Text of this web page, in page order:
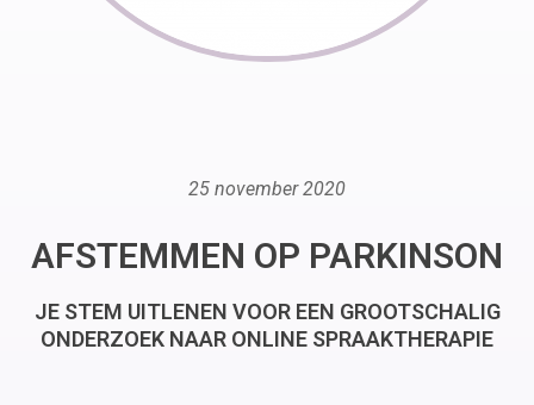
25 november 2020
AFSTEMMEN OP PARKINSON
JE STEM UITLENEN VOOR EEN GROOTSCHALIG
ONDERZOEK NAAR ONLINE SPRAAKTHERAPIE